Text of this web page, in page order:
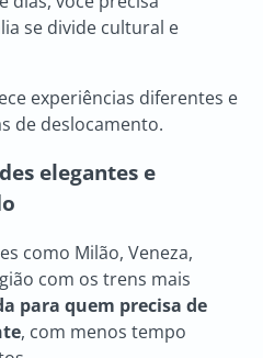
se divide cultural e
experiências diferentes e
de deslocamento.
elegantes e
como Milão, Veneza,
com os trens mais
para quem precisa de
, com menos tempo